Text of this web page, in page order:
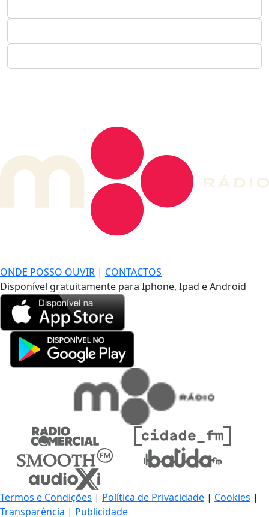
ONDE POSSO OUVIR | CONTACTOS
Disponível gratuitamente para Iphone, Ipad e Android
Termos e Condições | Política de Privacidade | Cookies |
Transparência | Publicidade